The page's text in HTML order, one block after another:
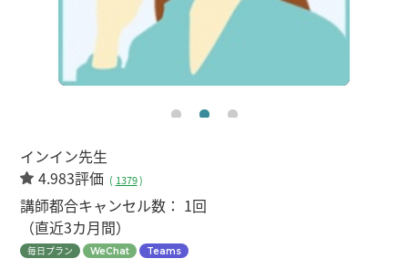
インイン先生
4.983評価 ( 1379)
講師都合キャンセル数： 1回
（直近3カ月間）
毎日プラン WeChat Teams